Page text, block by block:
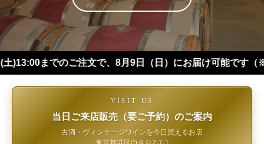
注文で、8月9日（日）にお届け可能です（※四国・中国
VISIT US
当日ご来店販売（要ご予約）のご案内
古酒・ヴィンテージワインを今日買えるお店